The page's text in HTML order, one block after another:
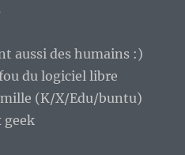
aussi des humains :)
du logiciel libre
(K/X/Edu/buntu)
geek